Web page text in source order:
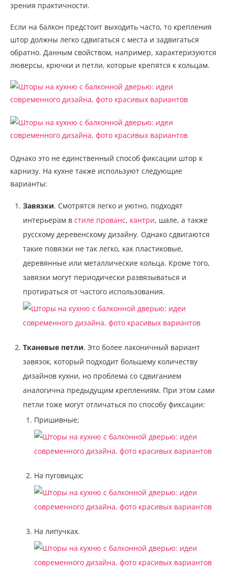
зрения практичности.
Если на балкон предстоит выходить часто, то крепления
штор должны легко сдвигаться с места и задвигаться
обратно. Данным свойством, например, характеризуются
люверсы, крючки и петли, которые крепятся к кольцам.
Однако это не единственный способ фиксации штор к
карнизу. На кухне также используют следующие
варианты:
Завязки. Смотрятся легко и уютно, подходят
интерьерам в стиле прованс, кантри, шале, а также
русскому деревенскому дизайну. Однако сдвигаются
такие повязки не так легко, как пластиковые,
деревянные или металлические кольца. Кроме того,
завязки могут периодически развязываться и
протираться от частого использования.
Тканевые петли. Это более лаконичный вариант
завязок, который подходит большему количеству
дизайнов кухни, но проблема со сдвиганием
аналогична предыдущим креплениям. При этом сами
петли тоже могут отличаться по способу фиксации:
Пришивные;
На пуговицах;
На липучках.